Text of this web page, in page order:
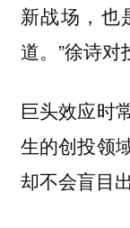
新战场，也
道。”徐诗对
巨头效应时
生的创投领
却不会盲目出